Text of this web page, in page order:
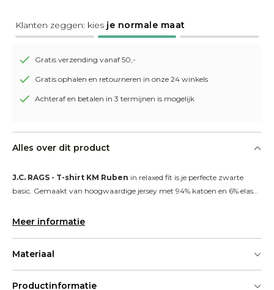
Klanten zeggen: kies je normale maat
Gratis verzending vanaf 50,-
Gratis ophalen en retourneren in onze 24 winkels
Achteraf en betalen in 3 termijnen is mogelijk
Alles over dit product
J.C. RAGS - T-shirt KM Ruben in relaxed fit is je perfecte zwarte
basic. Gemaakt van hoogwaardige jersey met 94% katoen en 6% elas...
Meer informatie
Materiaal
Productinformatie